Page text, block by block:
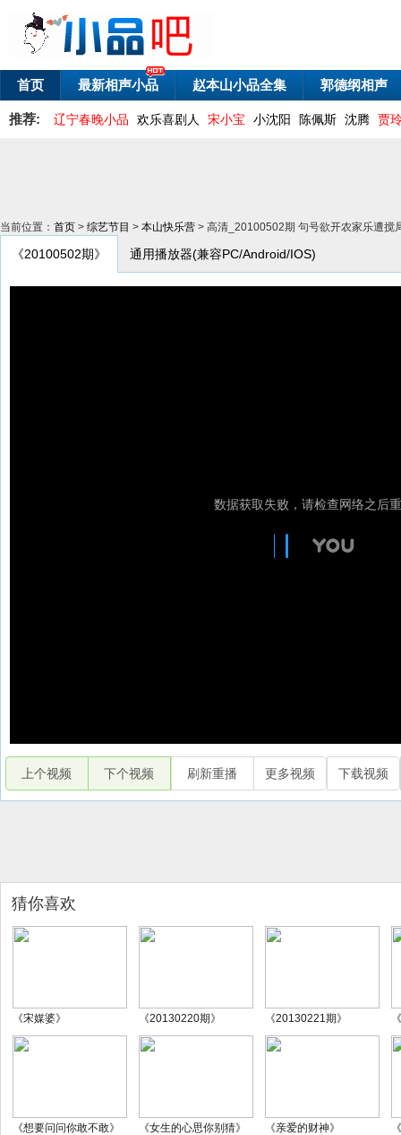
首页 最新相声小品 赵本山小品全集 郭德纲相声
推荐: 辽宁春晚小品 欢乐喜剧人 宋小宝 小沈阳 陈佩斯 沈腾 贾
当前位置： 首页 > 综艺节目 > 本山快乐营 > 高清_20100502期 句号欲开农家乐遭搅
《20100502期》 通用播放器(兼容PC/Android/IOS)
上个视频 下个视频 刷新重播 更多视频 下载视频
猜你喜欢
《宋媒婆》 《20130220期》 《20130221期》
《想要问问你敢不敢》 《女生的心思你别猜》 《亲爱的财神》